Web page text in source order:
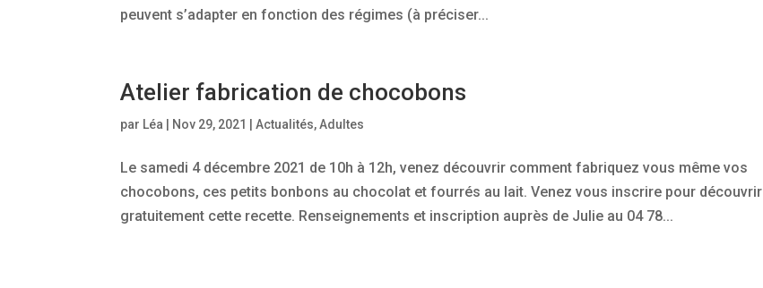
peuvent s’adapter en fonction des régimes (à préciser...
Atelier fabrication de chocobons
par Léa Nov 29, 2021 |Actualités,Adultes
Le samedi 4 décembre 2021 de 10h à 12h, venez découvrir comment fabriquez vous même vos
chocobons, ces petits bonbons au chocolat et fourrés au lait. Venez vous inscrire pour découvrir
gratuitement cette recette. Renseignements et inscription auprès de Julie au 04 78...